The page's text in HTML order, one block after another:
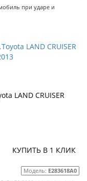
при ударе и
LAND CRUISER
КУПИТЬ В 1 КЛИК
Модель: E283618A0